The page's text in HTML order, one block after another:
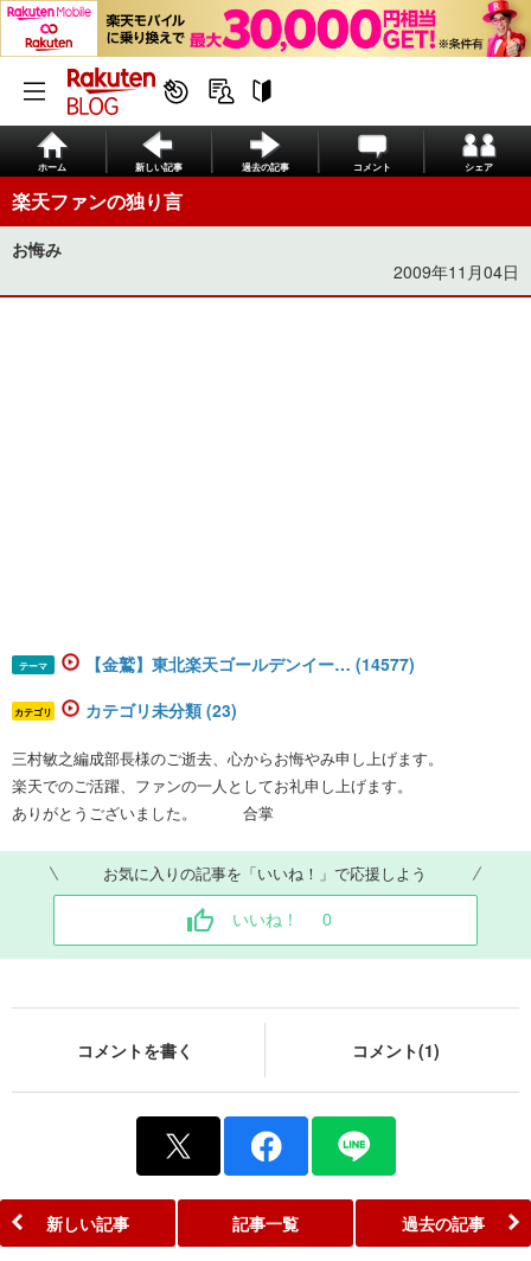
ホーム 新しい記事 過去の記事 コメント シェア
楽天ファンの独り言
お悔み
2009年11月04日
テーマ 【金鷲】東北楽天ゴールデンイー… (14577)
カテゴリ カテゴリ未分類 (23)
三村敏之編成部長様のご逝去、心からお悔やみ申し上げます。
楽天でのご活躍、ファンの一人としてお礼申し上げます。
ありがとうございました。 合掌
お気に入りの記事を「いいね！」で応援しよう
いいね！ 0
コメントを書く コメント(1)
新しい記事 記事一覧 過去の記事